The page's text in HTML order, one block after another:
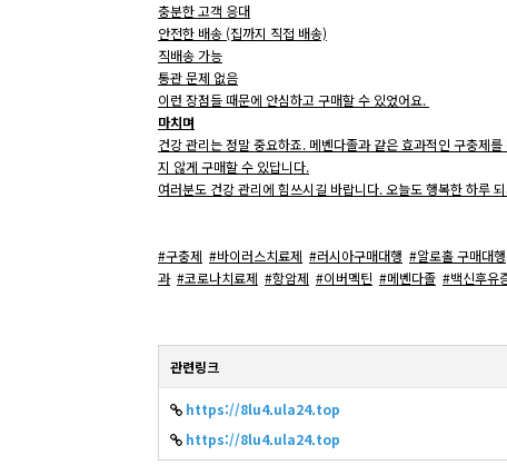
충분한 고객 응대
안전한 배송 (집까지 직접 배송)
직배송 가능
통관 문제 없음
이런 장점들 때문에 안심하고 구매할 수 있었어요.
마치며
건강 관리는 정말 중요하죠. 메벤다졸과 같은 효과적인 구충제
지 않게 구매할 수 있답니다.
여러분도 건강 관리에 힘쓰시길 바랍니다. 오늘도 행복한 하루
#구충제 #바이러스치료제 #러시아구매대행 #알로홀 구매대행
과 #코로나치료제 #항암제 #이버멕틴 #메벤다졸 #백신후유
관련링크
https://8lu4.ula24.top
https://8lu4.ula24.top